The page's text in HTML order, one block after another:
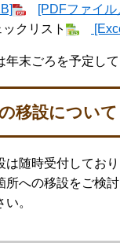
[PDFファイル
クリスト
末ごろを予定して
の移設につい
は随時受付してお
所への移設をご検
。